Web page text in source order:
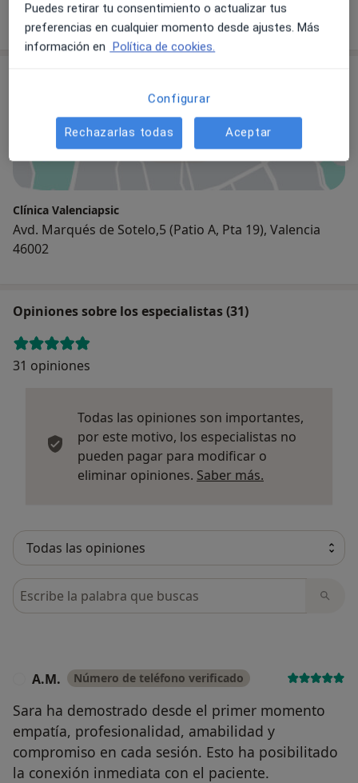
75 opiniones
Ampliar
Clínica Valenciapsic
Avd. Marqués de Sotelo,5 (Patio A, Pta 19), Valencia
46002
Opiniones sobre los especialistas (31)
31 opiniones
Todas las opiniones son importantes,
por este motivo, los especialistas no
pueden pagar para modificar o
eliminar opiniones. Saber más.
Busca en opiniones
A.M. Número de teléfono verificado
Sara ha demostrado desde el primer momento
empatía, profesionalidad, amabilidad y
compromiso en cada sesión. Esto ha posibilitado
la conexión inmediata con el paciente.
Puedes retirar tu consentimiento o actualizar tus
preferencias en cualquier momento desde ajustes. Más
información en Política de cookies.
Configurar
Rechazarlas todas Aceptar